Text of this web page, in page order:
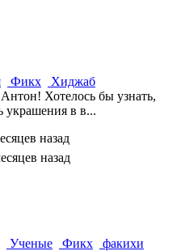
Фикх
Хиджаб
Хотелось бы узнать,
украшения в в...
назад
назад
Ученые Фикх
факихи